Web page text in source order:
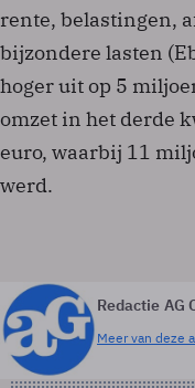
rente, belastingen,
bijzondere lasten
hoger uit op 5
omzet in het derde
euro, waarbij 11
werd.
Redactie AG
Meer van deze